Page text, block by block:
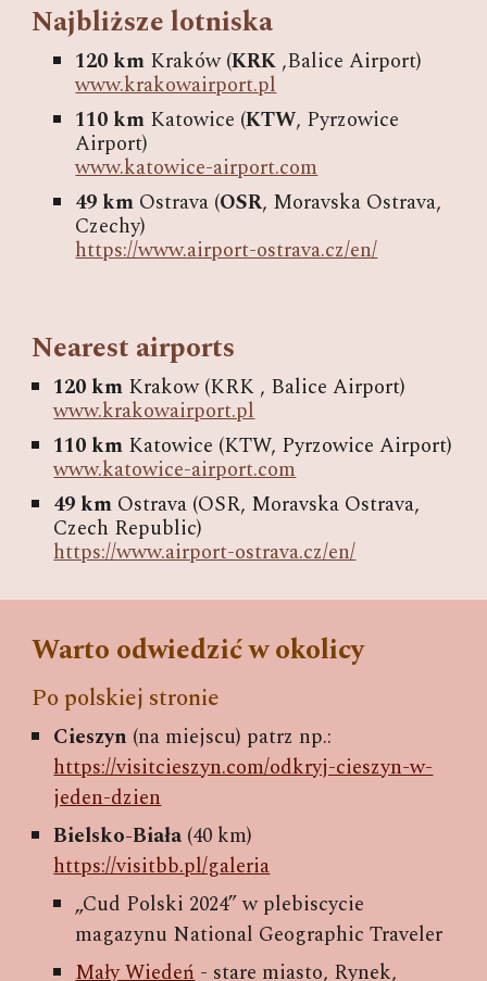
Najbliższe lotniska
120 km Kraków (KRK ,Balice Airport)
www.krakowairport.pl
110 km Katowice (KTW, Pyrzowice
Airport)
www.katowice-airport.com
49 km Ostrava (OSR, Moravska Ostrava,
Czechy)
https://www.airport-ostrava.cz/en/
Nearest airports
120 km Krakow (KRK , Balice Airport)
www.krakowairport.pl
110 km Katowice (KTW, Pyrzowice Airport)
www.katowice-airport.com
49 km Ostrava (OSR, Moravska Ostrava,
Czech Republic)
https://www.airport-ostrava.cz/en/
Warto odwiedzić w okolicy
Po polskiej stronie
Cieszyn (na miejscu) patrz np.:
https://visitcieszyn.com/odkryj-cieszyn-w-
jeden-dzien
Bielsko-Biała (40 km)
https://visitbb.pl/galeria
„Cud Polski 2024” w plebiscycie
magazynu National Geographic Traveler
Mały Wiedeń- stare miasto, Rynek,